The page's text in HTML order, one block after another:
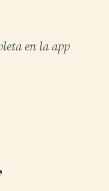
en la app